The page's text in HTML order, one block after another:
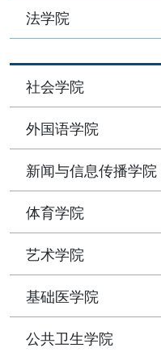
法学院
社会学院
外国语学院
新闻与信息传播学院
体育学院
艺术学院
基础医学院
公共卫生学院